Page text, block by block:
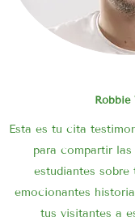
Robbie
Esta es tu cita
para compartir
estudiantes
emocionantes
tus visitantes a